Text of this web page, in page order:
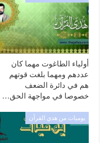
أولياء الطاغوت مهما كان
عددهم ومهما بلغت قوتهم
هم في دائرة الضعف
خصوصا في مواجهة الحق…
يوميات من هدي القرآن